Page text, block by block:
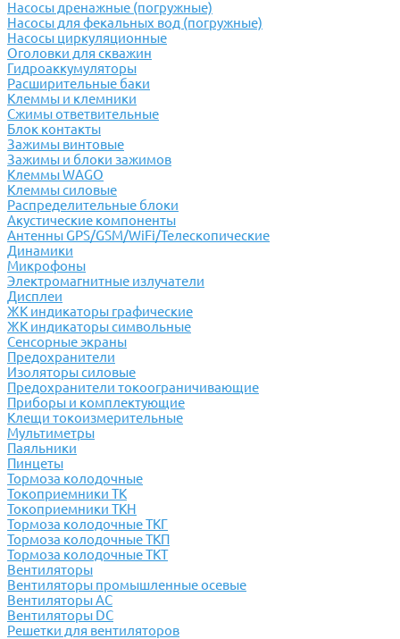
Насосы дренажные (погружные)
Насосы для фекальных вод (погружные)
Насосы циркуляционные
Оголовки для скважин
Гидроаккумуляторы
Расширительные баки
Клеммы и клемники
Cжимы ответвительные
Блок контакты
Зажимы винтовые
Зажимы и блоки зажимов
Клеммы WAGO
Клеммы силовые
Распределительные блоки
Акустические компоненты
Антенны GPS/GSM/WiFi/Телескопические
Динамики
Микрофоны
Электромагнитные излучатели
Дисплеи
ЖК индикаторы графические
ЖК индикаторы символьные
Сенсорные экраны
Предохранители
Изоляторы силовые
Предохранители токоограничивающие
Приборы и комплектующие
Клещи токоизмерительные
Мультиметры
Паяльники
Пинцеты
Тормоза колодочные
Токоприемники ТК
Токоприемники ТКН
Тормоза колодочные ТКГ
Тормоза колодочные ТКП
Тормоза колодочные ТКТ
Вентиляторы
Вентиляторы промышленные осевые
Вентиляторы АС
Вентиляторы DC
Решетки для вентиляторов